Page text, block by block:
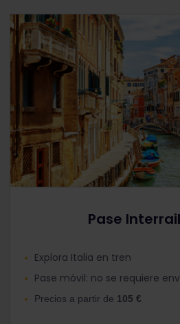
Pase
Explora Italia en tren
Pase móvil: no se requiere
Precios a partir de 105 €